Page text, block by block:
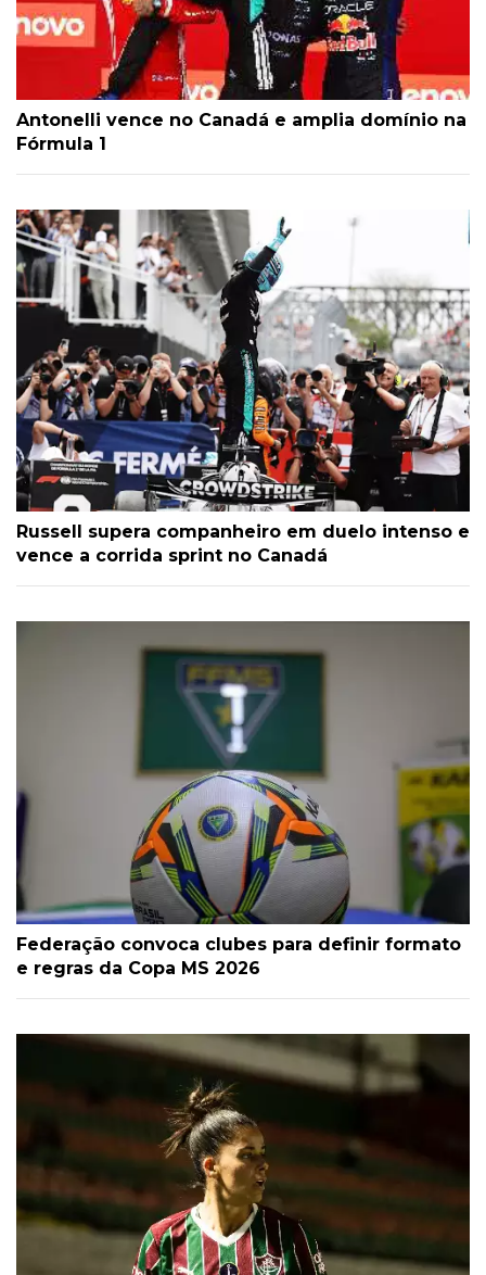
Antonelli vence no Canadá e amplia domínio na
Fórmula 1
Russell supera companheiro em duelo intenso e
vence a corrida sprint no Canadá
Federação convoca clubes para definir formato
e regras da Copa MS 2026